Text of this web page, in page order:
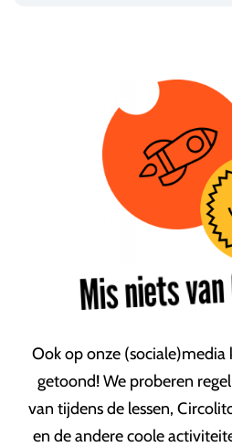
Mis niets
Ook op onze
getoond! We proberen
van tijdens de lessen,
en de andere coole